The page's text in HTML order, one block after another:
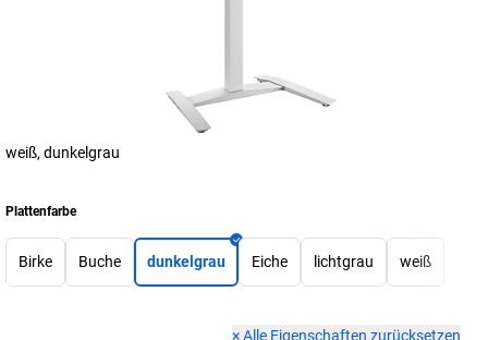
weiß, dunkelgrau
Plattenfarbe
Birke Buche dunkelgrau Eiche lichtgrau weiß
×Alle Eigenschaften zurücksetzen